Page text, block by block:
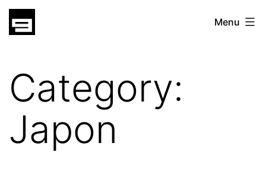
Skip
gatsu
Menu
Category:
Japon